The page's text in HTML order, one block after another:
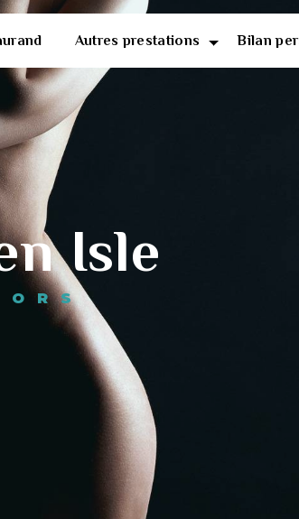
Autres prestations Bilan
Isle